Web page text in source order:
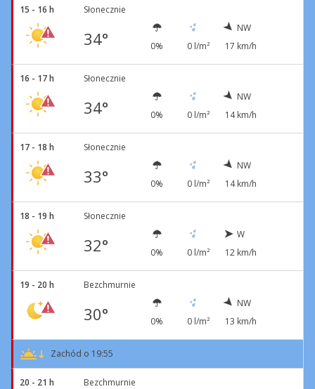
15 - 16 h Słonecznie
34° 0% 0 l/m²
NW
17 km/h
16 - 17 h Słonecznie
34° 0% 0 l/m²
NW
14 km/h
17 - 18 h Słonecznie
33° 0% 0 l/m²
NW
14 km/h
18 - 19 h Słonecznie
32° 0% 0 l/m²
W
12 km/h
19 - 20 h Bezchmurnie
30° 0% 0 l/m²
NW
13 km/h
Zachód o 19:55
20 - 21 h Bezchmurnie